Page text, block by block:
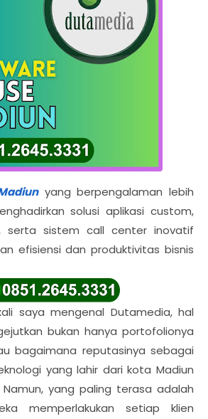
yang berpengalaman lebih
solusi aplikasi custom,
serta sistem call center inovatif
efisiensi dan produktivitas bisnis
saya mengenal Dutamedia, hal
bukan hanya portofolionya
bagaimana reputasinya sebagai
yang lahir dari kota Madiun
Namun, yang paling terasa adalah
memperlakukan setiap klien